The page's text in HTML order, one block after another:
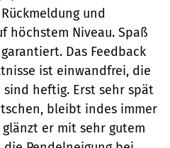
und
höchstem Niveau. Spaß
Das Feedback
ist einwandfrei, die
sind heftig. Erst sehr spät
bleibt indes immer
glänzt er mit sehr gutem